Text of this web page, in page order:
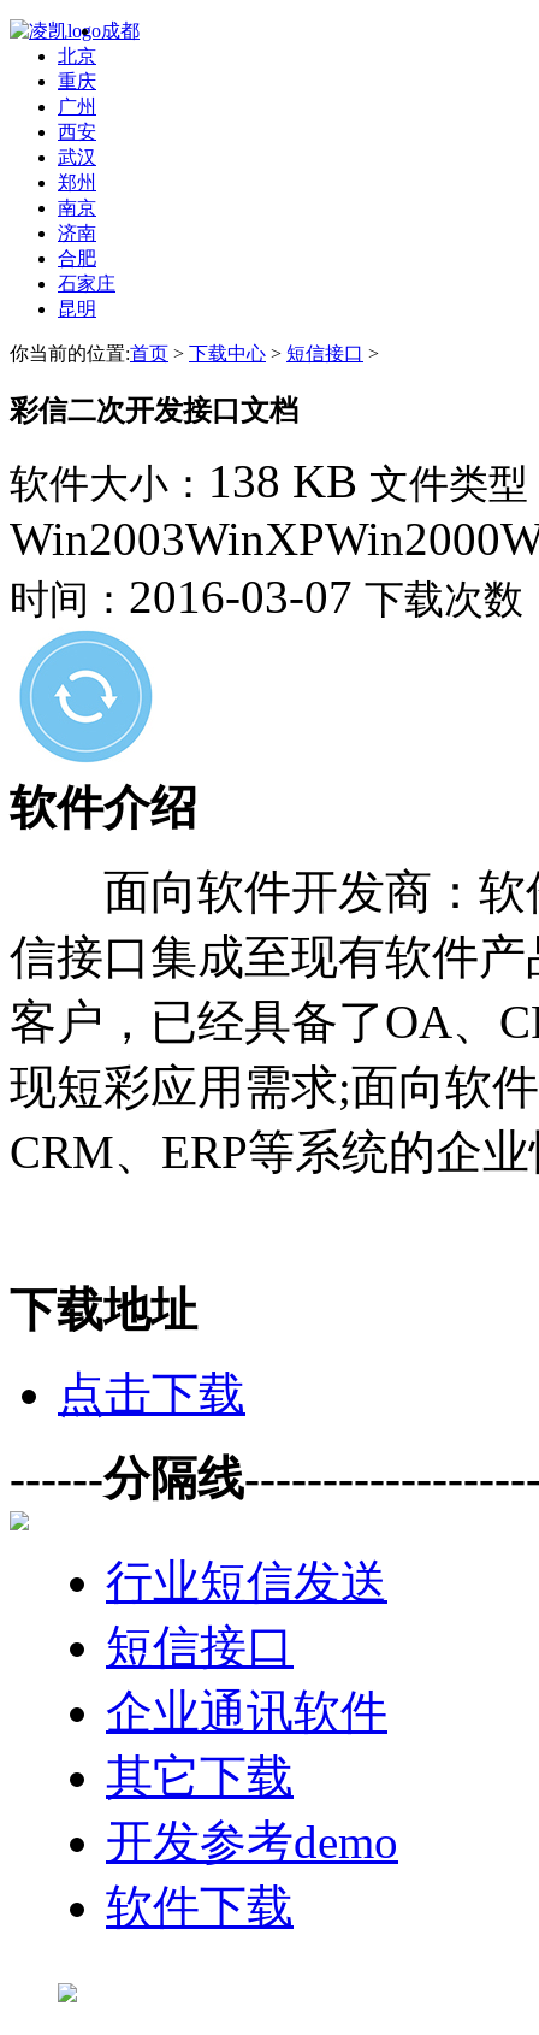
成都
北京
重庆
广州
西安
武汉
郑州
南京
济南
合肥
石家庄
昆明
你当前的位置:首页 > 下载中心 > 短信接口 >
彩信二次开发接口文档
软件大小： 138 KB 文件类型
时间： 2016-03-07 下载次数
软件介绍
面向软件开发商：软
信接口集成至现有软件
客户，已经具备了OA、
现短彩应用需求;面向软
CRM、ERP等系统的企
下载地址
点击下载
------分隔线
行业短信发送
短信接口
企业通讯软件
其它下载
开发参考demo
软件下载